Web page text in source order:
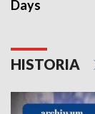
Days
HISTORIA